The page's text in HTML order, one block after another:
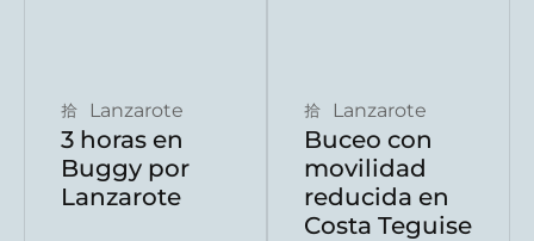
Lanzarote
3 horas en
Buggy por
Lanzarote
Lanzarote
Buceo con
movilidad
reducida en
Costa Teguise